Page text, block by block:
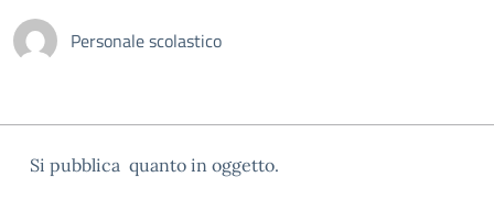
Personale scolastico
Si pubblica quanto in oggetto.